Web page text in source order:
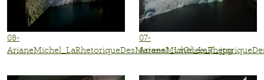
08-
ArianeMichel_LaRhetoriqueDesMarees2_LaCriee_7_.jpg
07-